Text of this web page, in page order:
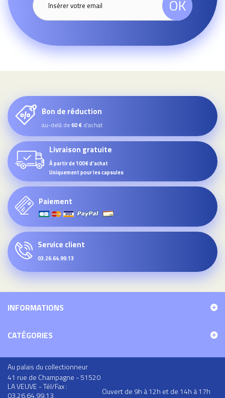
OK
Bon de réduction
au-delà de60 € d’achat
Livraison gratuite
À partir de 100€ d'achat
Uniquement pour les capsules
Paiement
Service client
03.26.64.99.13
INFORMATIONS
CATÉGORIES
Au palais du collectionneur
41 rue de Champagne - 51520
LA VEUVE - Tél/Fax :
03.26.64.99.13
Ouvert de 9h à 12h et de 14h à 17h